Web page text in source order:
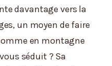
davantage vers la
un moyen de faire
en montagne
séduit ? Sa